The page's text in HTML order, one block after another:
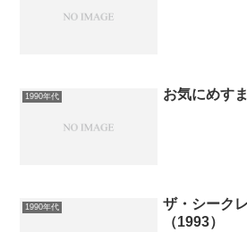
1990年代 お気にめす
1990年代
ザ・シーク
（1993）